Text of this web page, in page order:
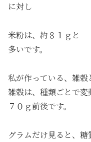
に対し
米粉は、約８１ｇと
多いです。
私が作っている、雑穀
雑穀は、種類ごとで変
７０ｇ前後です。
グラムだけ見ると、糖